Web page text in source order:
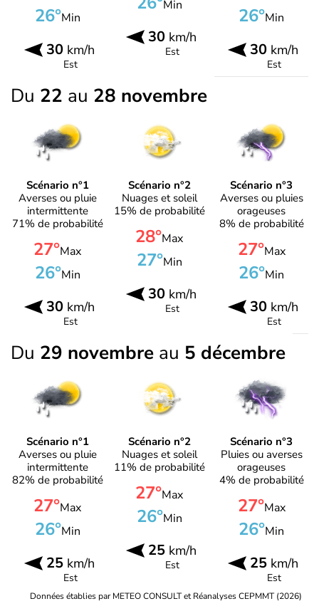
26°Min
30km/h
Est
Min
30km/h
Est
26°Min
30 km/h
Est
Du 22 au 28 novembre
Scénario n°1
Averses ou pluie
intermittente
71% de probabilité
27°Max
26°Min
30km/h
Est
Scénario n°2
Nuages et soleil
15% de probabilité
28°Max
27°Min
30km/h
Est
Scénario n°3
Averses ou pluies
orageuses
8% de probabilité
27°Max
26°Min
30 km/h
Est
Du 29 novembre au 5 décembre
Scénario n°1
Averses ou pluie
intermittente
82% de probabilité
27°Max
26°Min
25km/h
Est
Scénario n°2
Nuages et soleil
11% de probabilité
27°Max
26°Min
25km/h
Est
Scénario n°3
Pluies ou averses
orageuses
4% de probabilité
27°Max
26°Min
25 km/h
Est
Données établies par METEO CONSULT et Réanalyses CEPMMT (2026)